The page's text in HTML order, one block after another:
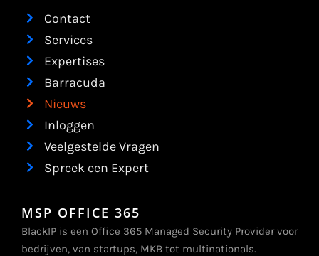
Contact
Services
Expertises
Barracuda
Nieuws
Inloggen
Veelgestelde Vragen
Spreek een Expert
MSP OFFICE 365
BlackIP is een Office 365 Managed Security Provider voor
bedrijven, van startups, MKB tot multinationals.